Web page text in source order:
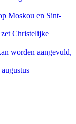
Moskou en Sint-
Christelijke
worden aangevuld,